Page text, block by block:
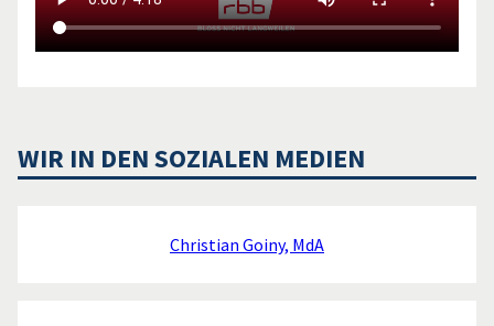
WIR IN DEN SOZIALEN MEDIEN
Christian Goiny, MdA